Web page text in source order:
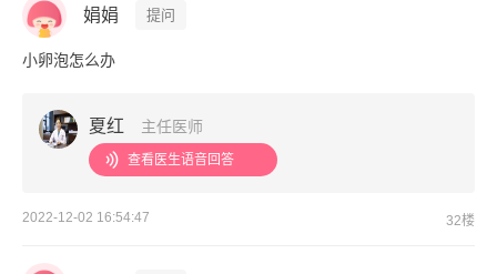
娟娟 提问
小卵泡怎么办
夏红 主任医师
查看医生语音回答
2022-12-02 16:54:47 32楼